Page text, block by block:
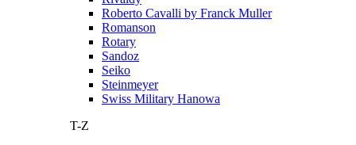
Roberto Cavalli by Franck Muller
Romanson
Rotary
Sandoz
Seiko
Steinmeyer
Swiss Military Hanowa
T-Z